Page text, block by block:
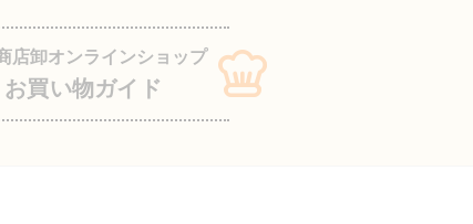
店卸オンラインショップ
お買い物ガイド